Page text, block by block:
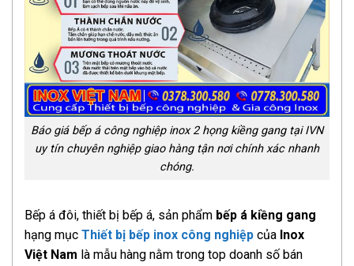
Báo giá bếp á công nghiệp inox 2 họng kiềng gang tại IVN
uy tín chuyên nghiệp giao hàng tận nơi chính xác nhanh
chóng.
Bếp á đôi, thiết bị bếp á, sản phẩm bếp á kiềng gang
hạng mục Thiết bị bếp inox công nghiệp của Inox
Việt Nam là mẫu hàng nằm trong top doanh số bán